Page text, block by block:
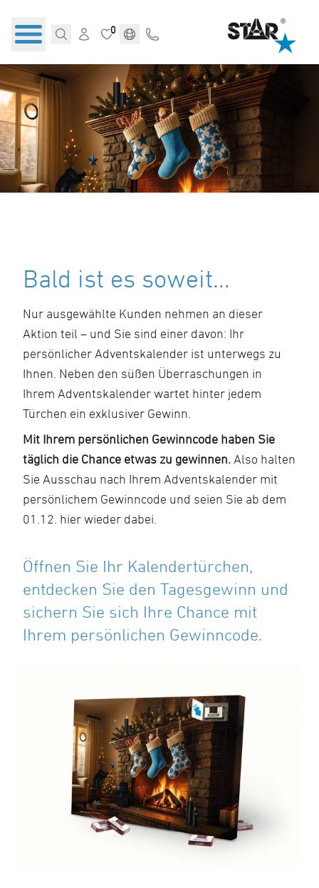
0
Bald ist es soweit…
Nur ausgewählte Kunden nehmen an dieser
Aktion teil – und Sie sind einer davon: Ihr
persönlicher Adventskalender ist unterwegs zu
Ihnen. Neben den süßen Überraschungen in
Ihrem Adventskalender wartet hinter jedem
Türchen ein exklusiver Gewinn.
Mit Ihrem persönlichen Gewinncode haben Sie
täglich die Chance etwas zu gewinnen. Also halten
Sie Ausschau nach Ihrem Adventskalender mit
persönlichem Gewinncode und seien Sie ab dem
01.12. hier wieder dabei.
Öffnen Sie Ihr Kalendertürchen,
entdecken Sie den Tagesgewinn und
sichern Sie sich Ihre Chance mit
Ihrem persönlichen Gewinncode.